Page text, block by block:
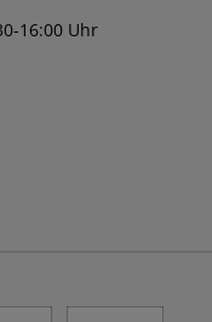
16:00 Uhr